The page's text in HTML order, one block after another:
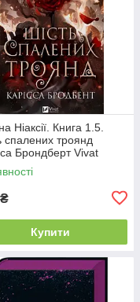
Ніаксії. Книга 1.5.
спалених троянд
Брондберт Vivat
₴
Купити